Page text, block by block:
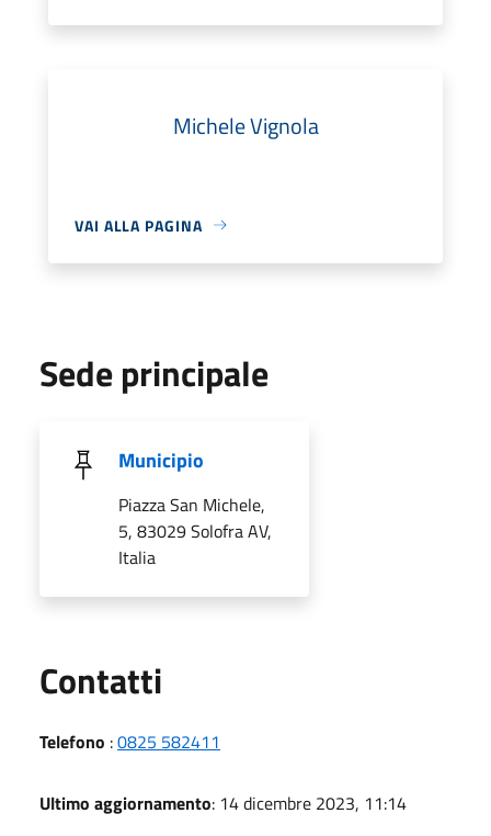
Michele Vignola
VAI ALLA PAGINA
Sede principale
Municipio
Piazza San Michele,
5, 83029 Solofra AV,
Italia
Contatti
Telefono :0825 582411
Ultimo aggiornamento: 14 dicembre 2023, 11:14